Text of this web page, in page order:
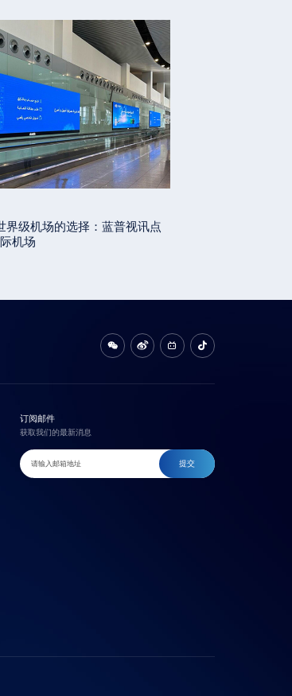
界级机场的选择：蓝普视讯点
机场
订阅邮件
获取我们的最新消息
提交